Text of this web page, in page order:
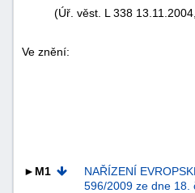
(Úř. věst. L 338
Ve znění:
►M1
NAŘÍZENÍ
596/2009 ze dne 18.